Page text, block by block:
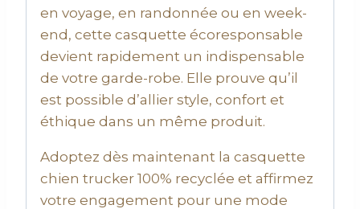
en voyage, en randonnée ou en week-
end, cette casquette écoresponsable
devient rapidement un indispensable
de votre garde-robe. Elle prouve qu’il
est possible d’allier style, confort et
éthique dans un même produit.
Adoptez dès maintenant la casquette
chien trucker 100% recyclée et affirmez
votre engagement pour une mode